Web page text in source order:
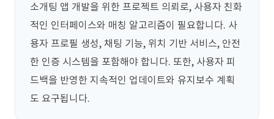
소개팅 앱 개발을 위한 프로젝트 의뢰로, 사용자 친화
적인 인터페이스와 매칭 알고리즘이 필요합니다. 사
용자 프로필 생성, 채팅 기능, 위치 기반 서비스, 안전
한 인증 시스템을 포함해야 합니다. 또한, 사용자 피
드백을 반영한 지속적인 업데이트와 유지보수 계획
도 요구됩니다.